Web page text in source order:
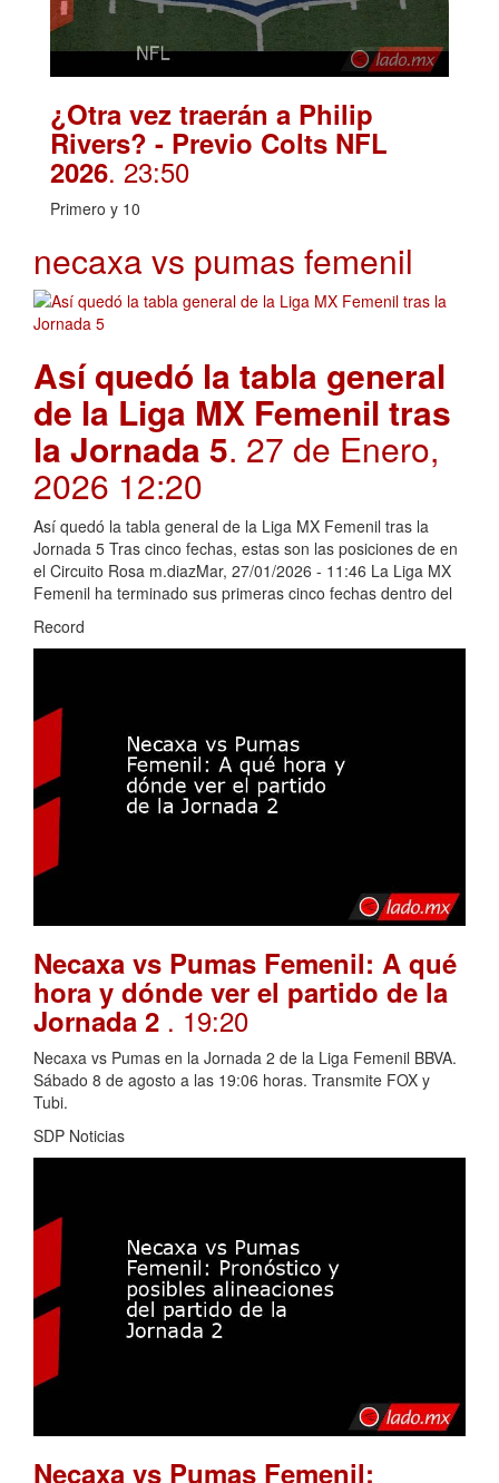
¿Otra vez traerán a Philip
Rivers? - Previo Colts NFL
2026. 23:50
Primero y 10
necaxa vs pumas femenil
Así quedó la tabla general
de la Liga MX Femenil tras
la Jornada 5. 27 de Enero,
2026 12:20
Así quedó la tabla general de la Liga MX Femenil tras la
Jornada 5 Tras cinco fechas, estas son las posiciones de en
el Circuito Rosa m.diazMar, 27/01/2026 - 11:46 La Liga MX
Femenil ha terminado sus primeras cinco fechas dentro del
Record
Necaxa vs Pumas Femenil: A qué
hora y dónde ver el partido de la
Jornada 2 . 19:20
Necaxa vs Pumas en la Jornada 2 de la Liga Femenil BBVA.
Sábado 8 de agosto a las 19:06 horas. Transmite FOX y
Tubi.
SDP Noticias
Necaxa vs Pumas Femenil: